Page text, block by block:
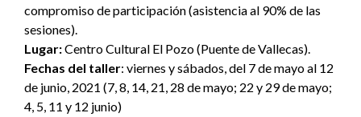
compromiso de participación (asistencia al 90% de las
sesiones).
Lugar:Centro Cultural El Pozo (Puente de Vallecas).
Fechas del taller: viernes y sábados, del 7 de mayo al 12
de junio, 2021 (7, 8, 14, 21, 28 de mayo; 22 y 29 de mayo;
4, 5, 11 y 12 junio)